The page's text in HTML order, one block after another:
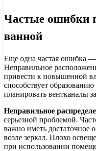
Частые ошибки
ванной
Еще одна частая ошибка —
Неправильное
привести к повышенной
способствует
планировать вентканалы
Неправильное
серьезной проблемой.
важно иметь достаточное
возле зеркал. Плохо
при использовании